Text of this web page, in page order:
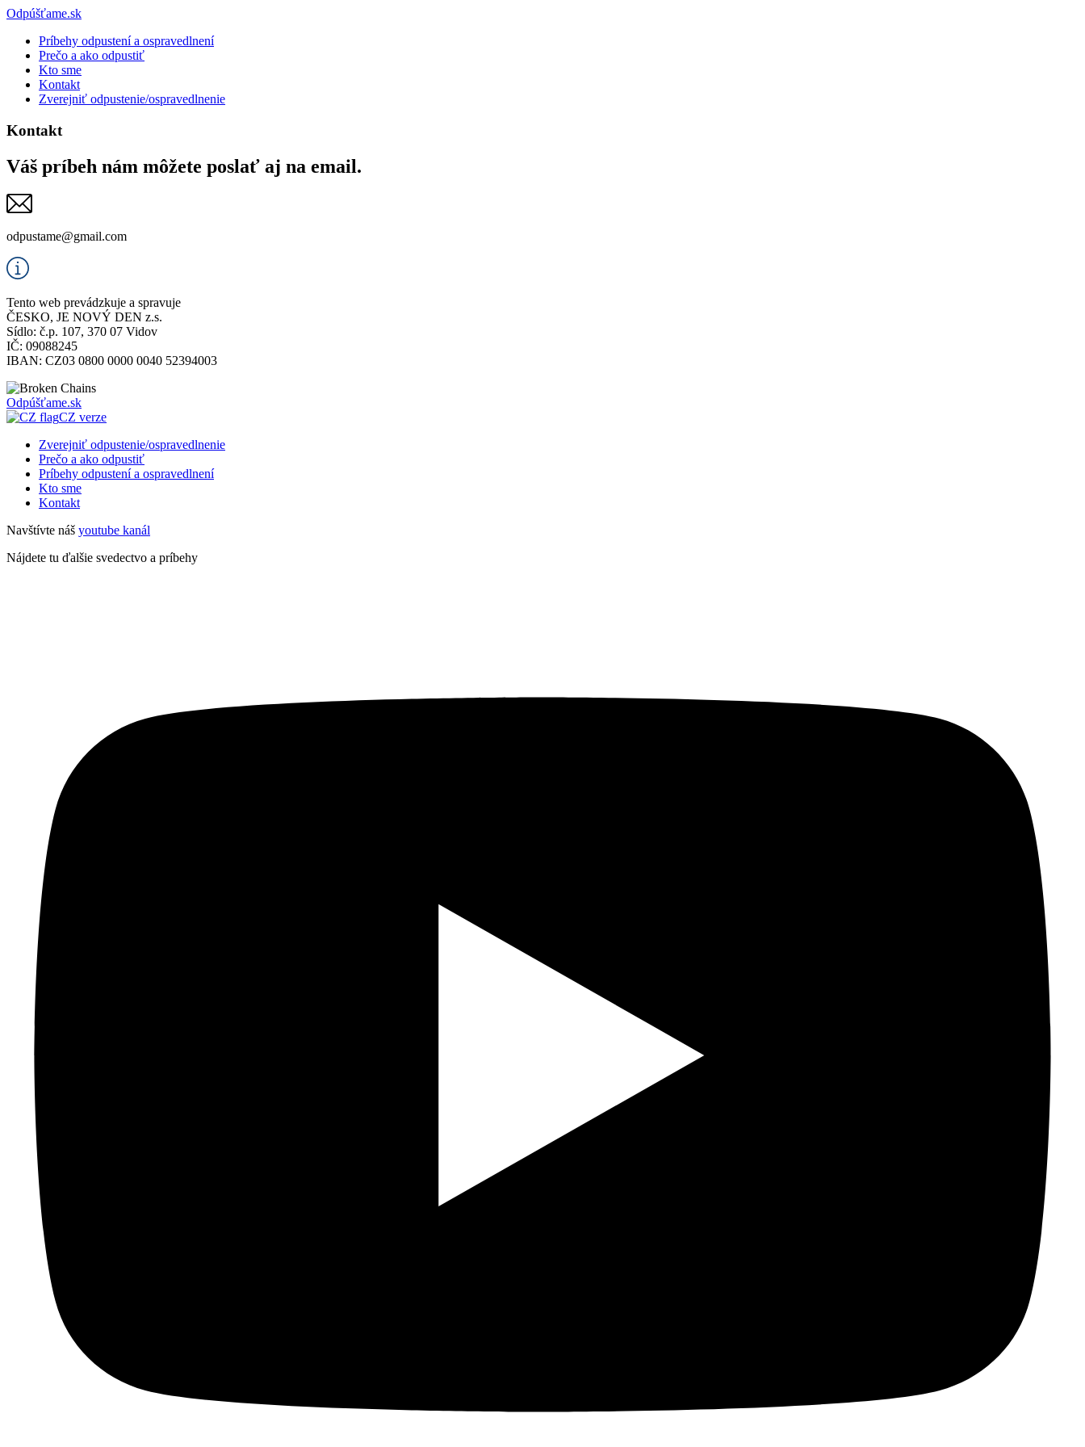
Odpúšťame.sk
Príbehy odpustení a ospravedlnení
Prečo a ako odpustiť
Kto sme
Kontakt
Zverejniť odpustenie/ospravedlnenie
Kontakt
Váš príbeh nám môžete poslať aj na email.
odpustame@gmail.com
Tento web prevádzkuje a spravuje
ČESKO, JE NOVÝ DEN z.s.
Sídlo: č.p. 107, 370 07 Vidov
IČ: 09088245
IBAN: CZ03 0800 0000 0040 52394003
Odpúšťame.sk
CZ verze
Zverejniť odpustenie/ospravedlnenie
Prečo a ako odpustiť
Príbehy odpustení a ospravedlnení
Kto sme
Kontakt
Navštívte náš youtube kanál
Nájdete tu ďalšie svedectvo a príbehy